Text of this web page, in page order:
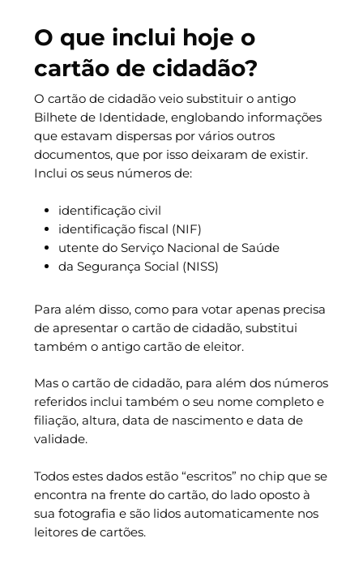
O que inclui hoje o
cartão de cidadão?
O cartão de cidadão veio substituir o antigo
Bilhete de Identidade, englobando informações
que estavam dispersas por vários outros
documentos, que por isso deixaram de existir.
Inclui os seus números de:
identificação civil
identificação fiscal (NIF)
utente do Serviço Nacional de Saúde
da Segurança Social (NISS)
Para além disso, como para votar apenas precisa
de apresentar o cartão de cidadão, substitui
também o antigo cartão de eleitor.
Mas o cartão de cidadão, para além dos números
referidos inclui também o seu nome completo e
filiação, altura, data de nascimento e data de
validade.
Todos estes dados estão “escritos” no chip que se
encontra na frente do cartão, do lado oposto à
sua fotografia e são lidos automaticamente nos
leitores de cartões.